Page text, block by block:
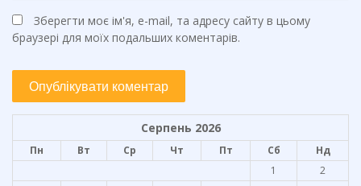
Зберегти моє ім'я, e-mail, та адресу сайту в цьому
браузері для моїх подальших коментарів.
Серпень 2026
Пн Вт Ср Чт Пт Сб
Нд
1
2